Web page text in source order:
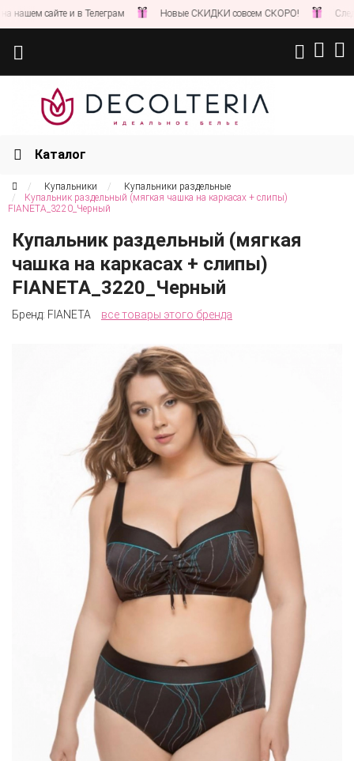
сайте и в Телеграм Новые СКИДКИ совсем СКОРО!
Каталог
Купальники
Купальники раздельные
Купальник раздельный (мягкая чашка на каркасах + слипы)
FIANETA_3220_Черный
Купальник раздельный (мягкая
чашка на каркасах + слипы)
FIANETA_3220_Черный
Бренд: FIANETA все товары этого бренда